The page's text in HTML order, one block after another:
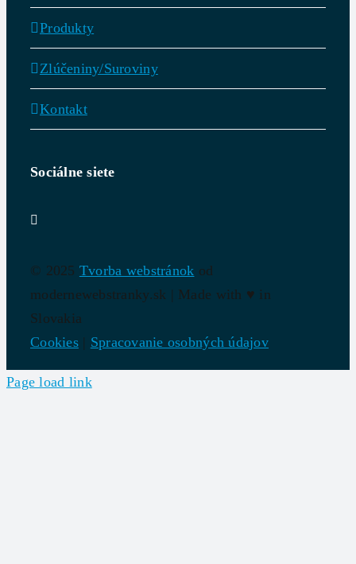
Produkty
Zlúčeniny/Suroviny
Kontakt
Sociálne siete
© 2025 Tvorba webstránok od
modernewebstranky.sk | Made with ♥ in
Slovakia
Cookies | Spracovanie osobných údajov
Page load link